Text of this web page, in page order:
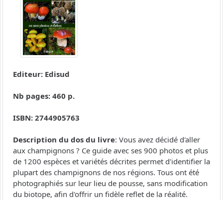
Editeur: Edisud
Nb pages: 460 p.
ISBN: 2744905763
Description du dos du livre: Vous avez décidé d'aller
aux champignons ? Ce guide avec ses 900 photos et plus
de 1200 espèces et variétés décrites permet d'identifier la
plupart des champignons de nos régions. Tous ont été
photographiés sur leur lieu de pousse, sans modification
du biotope, afin d'offrir un fidèle reflet de la réalité.